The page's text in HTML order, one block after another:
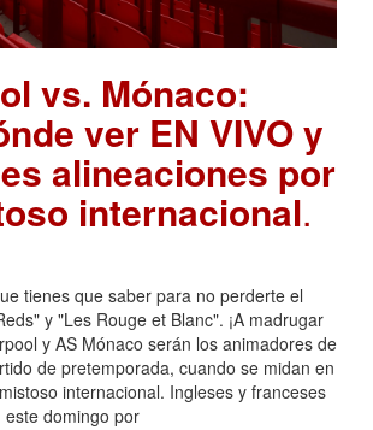
vs. Mónaco:
ver EN VIVO y
alineaciones por
internacional.
tienes que saber para no perderte el
y "Les Rouge et Blanc". ¡A madrugar
y AS Mónaco serán los animadores de
de pretemporada, cuando se midan en
internacional. Ingleses y franceses
domingo por